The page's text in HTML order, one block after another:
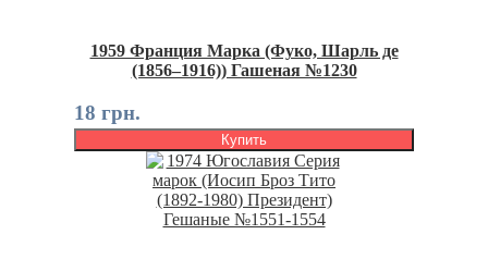
1959 Франция Марка (Фуко, Шарль де
(1856–1916)) Гашеная №1230
18 грн.
Купить